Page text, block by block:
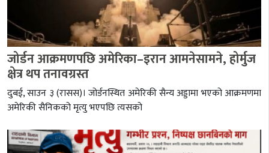
जोर्डन आक्रमणपछि अमेरिका–इरान आमनेसामने, होर्मुज
क्षेत्र थप तनावग्रस्त
दुबई, साउन ३ (रासस)। जोर्डनस्थित अमेरिकी सैन्य अड्डामा भएको आक्रमणमा
अमेरिकी सैनिकको मृत्यु भएपछि त्यसको